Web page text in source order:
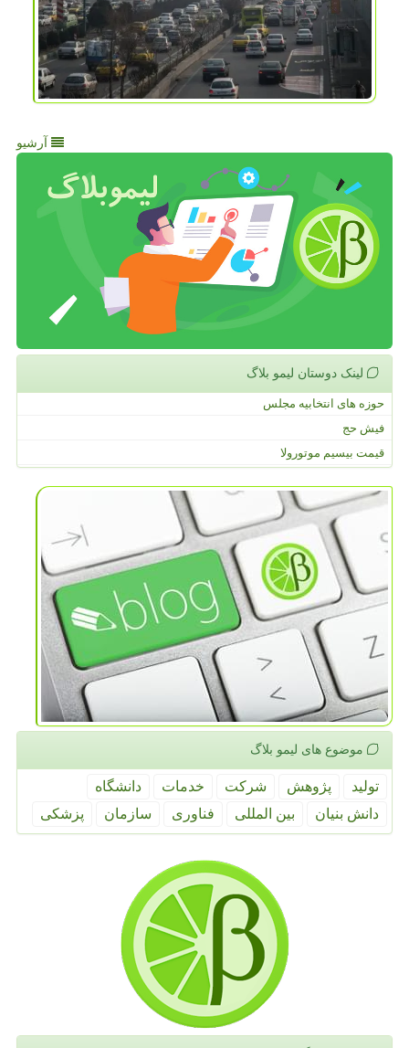
آرشیو
لینک دوستان لیمو بلاگ
حوزه های انتخابیه مجلس
فیش حج
قیمت بیسیم موتورولا
موضوع های لیمو بلاگ
تولید پژوهش شركت خدمات
دانشگاه
دانش بنیان
بین المللی فناوری سازمان پزشكی